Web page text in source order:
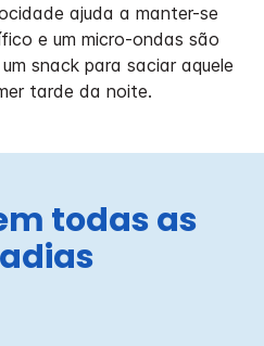
ajuda a manter-se
e um micro-ondas são
snack para saciar aquele
tarde da noite.
todas as